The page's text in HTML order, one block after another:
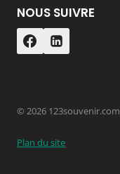
NOUS SUIVRE
© 2026 123souvenir.com
Plan du site